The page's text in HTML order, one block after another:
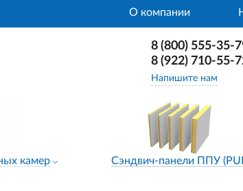
О компании
8 (800) 555-35-
8 (922) 710-55-
Напишите нам
камер Сэндвич-панели ППУ